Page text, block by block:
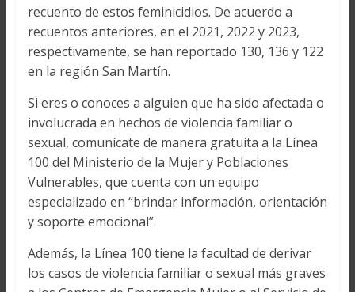
recuento de estos feminicidios. De acuerdo a
recuentos anteriores, en el 2021, 2022 y 2023,
respectivamente, se han reportado 130, 136 y 122
en la región San Martín.
Si eres o conoces a alguien que ha sido afectada o
involucrada en hechos de violencia familiar o
sexual, comunícate de manera gratuita a la Línea
100 del Ministerio de la Mujer y Poblaciones
Vulnerables, que cuenta con un equipo
especializado en “brindar información, orientación
y soporte emocional”.
Además, la Línea 100 tiene la facultad de derivar
los casos de violencia familiar o sexual más graves